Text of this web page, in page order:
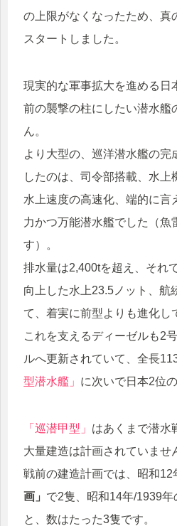
の上限がなくなったため、真
スタートしました。
現実的な軍事拡大を進める日
前の襲撃の柱にしたい潜水艦
ん。
より大型の、巡洋潜水艦の完
したのは、司令部搭載、水上
水上速度の高速化、端的に言
力かつ万能潜水艦でした（魚
す）。
排水量は2,400tを超え、それ
向上した水上23.5ノット、航
て、着実に前型よりも進化し
これを支えるディーゼルも2
ルへ更新されていて、全長
型潜水艦」 に次いで日本2位
「巡潜甲型」 はあくまで潜水
大量建造は計画されていませ
戦前の建造計画では、昭和12
画」 で2隻、昭和14年/1939年
と、数はたった3隻です。